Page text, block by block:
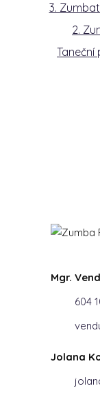
3.
2.
Taneční
Mgr.
604
Jolana